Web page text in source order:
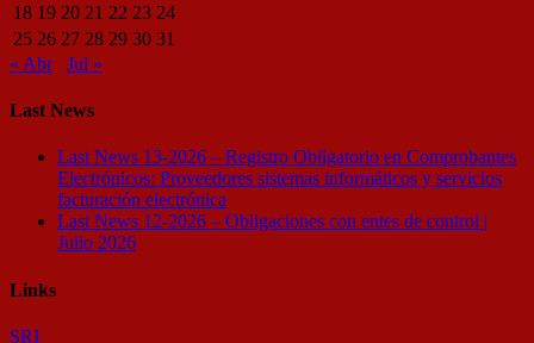
18 19 20 21 22 23 24
25 26 27 28 29 30 31
« Abr
Jul »
Last News
Last News 13-2026 – Registro Obligatorio en Comprobantes
Electrónicos: Proveedores sistemas informáticos y servicios
facturación electrónica
Last News 12-2026 – Obligaciones con entes de control |
Julio 2026
Links
SRI